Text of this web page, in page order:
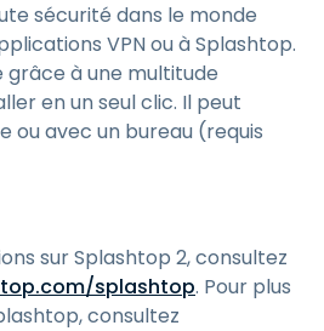
sécurité dans le monde
VPN ou à Splashtop.
grâce à une multitude
en un seul clic. Il peut
ou avec un bureau (requis
sur Splashtop 2, consultez
splashtop. Pour plus
consultez